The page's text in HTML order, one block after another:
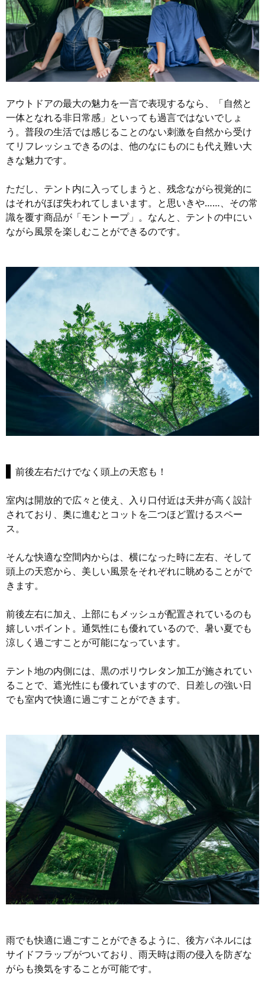
アウトドアの最大の魅力を一言で表現するなら、「自然と
一体となれる非日常感」といっても過言ではないでしょ
う。普段の生活では感じることのない刺激を自然から受け
てリフレッシュできるのは、他のなにものにも代え難い大
きな魅力です。
ただし、テント内に入ってしまうと、残念ながら視覚的に
はそれがほぼ失われてしまいます。と思いきや……、その常
識を覆す商品が「モントープ」。なんと、テントの中にい
ながら風景を楽しむことができるのです。
前後左右だけでなく頭上の天窓も！
室内は開放的で広々と使え、入り口付近は天井が高く設計
されており、奥に進むとコットを二つほど置けるスペー
ス。
そんな快適な空間内からは、横になった時に左右、そして
頭上の天窓から、美しい風景をそれぞれに眺めることがで
きます。
前後左右に加え、上部にもメッシュが配置されているのも
嬉しいポイント。通気性にも優れているので、暑い夏でも
涼しく過ごすことが可能になっています。
テント地の内側には、黒のポリウレタン加工が施されてい
ることで、遮光性にも優れていますので、日差しの強い日
でも室内で快適に過ごすことができます。
雨でも快適に過ごすことができるように、後方パネルには
サイドフラップがついており、雨天時は雨の侵入を防ぎな
がらも換気をすることが可能です。